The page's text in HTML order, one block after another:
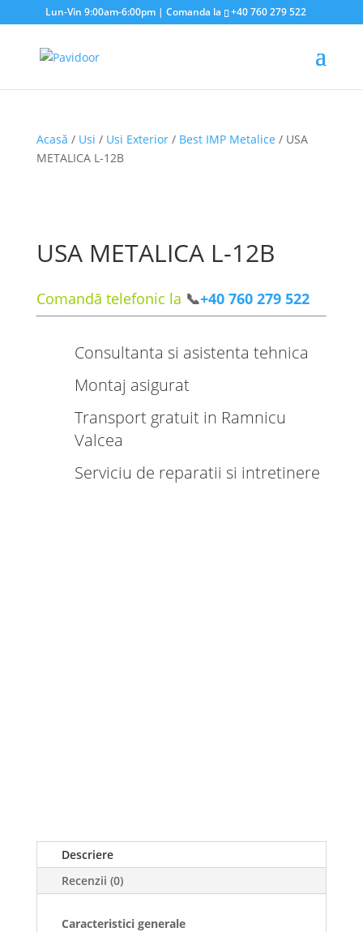
Lun-Vin 9:00am-6:00pm | Comanda la +40 760 279 522
Acasă / Usi / Usi Exterior/ Best IMP Metalice / USA
METALICA L-12B
USA METALICA L-12B
Comandă telefonic la 📞+40 760 279 522
Consultanta si asistenta tehnica
Montaj asigurat
Transport gratuit in Ramnicu
Valcea
Serviciu de reparatii si intretinere
Descriere
Recenzii (0)
Caracteristici generale